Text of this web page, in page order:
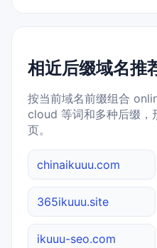
相近后缀域名推
按当前域名前缀组合
cloud 等词和多种后缀，
页。
chinaikuuu.com
365ikuuu.site
ikuuu-seo.com